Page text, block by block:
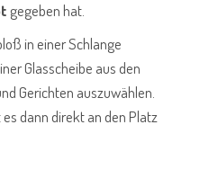
gegeben hat.
in einer Schlange
Glasscheibe aus den
Gerichten auszuwählen.
dann direkt an den Platz